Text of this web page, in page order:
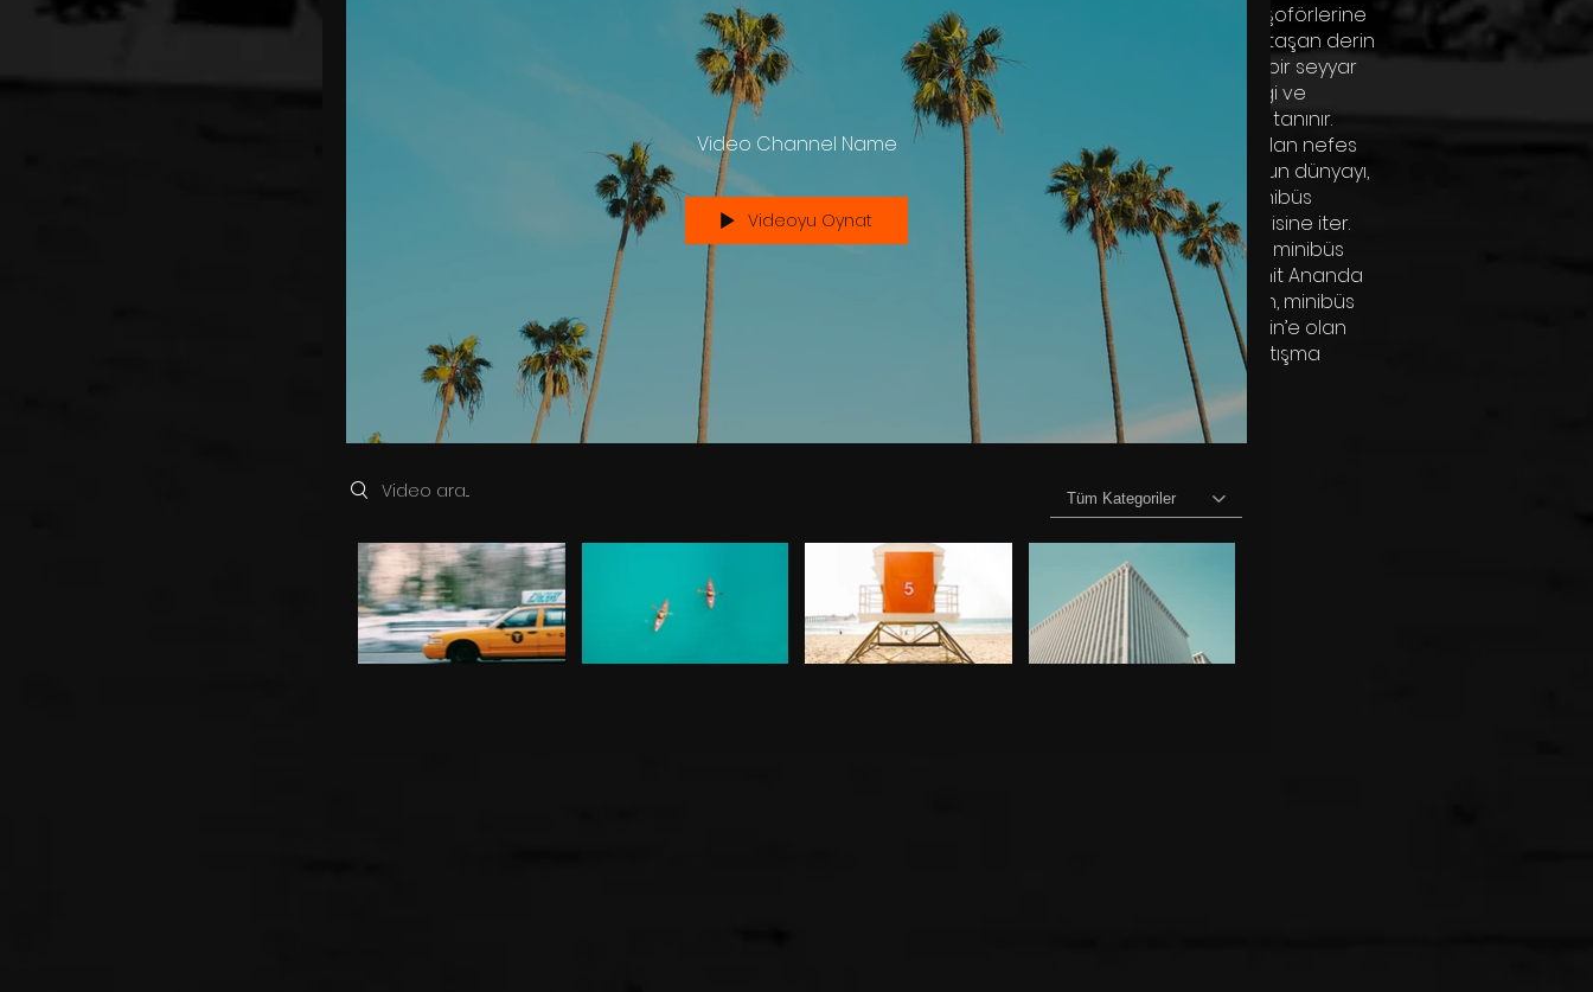
İzle
İstanbul, Kadıköy - Pendik minibüs hattı şoförlerine
çay satan Belgin, sıradan bir hayattan taşan derin
bir öyküyü temsil ediyor. Belgin, bisikletli bir seyyar
satıcıdır. Çaylarının içerisine kattığı sevgi ve
yaşamın farklı yönlerine duyduğu ilgi ile tanınır.
Belgin'in yaşamı, bir gün kendisine sunulan nefes
terapisi ile değişir. Bu nefes terapisi, onun dünyayı,
kendini ve çalışma arkadaşları olan minibüs
şoförleriyle daha derin bir tanışma içerisine iter.
Doğu mistizminden ilham alan film, çay, minibüs
dünyası ve insan olmanın özünü Sat Chit Ananda
kavramı çerçevesinde araştırır. Belgin’in, minibüs
şoförlerine ve minibüs şoförlerinin Belgin’e olan
tanıklıklarıyla yaşamın özüne dair bir tartışma
aralanır.
Video Channel Name
Videoyu Oynat
Search videos
Tüm Kategoriler